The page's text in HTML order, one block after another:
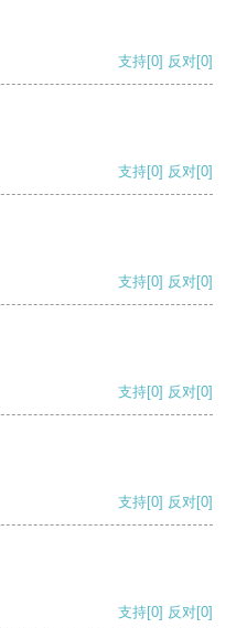
支持[0] 反对[0]
支持[0] 反对[0]
支持[0] 反对[0]
支持[0] 反对[0]
支持[0] 反对[0]
支持[0] 反对[0]